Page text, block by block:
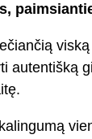
autentišką